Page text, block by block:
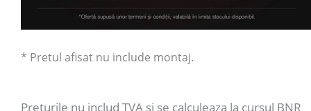
* Pretul afisat nu include montaj.
Preturile nu includ TVA si se calculeaza la cursul BNR